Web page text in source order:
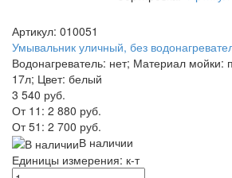
Артикул: 010051
Умывальник уличный, без
Водонагреватель: нет; Материал мойки:
17л; Цвет: белый
3 540 руб.
От 11: 2 880 руб.
От 51: 2 700 руб.
В наличии
Единицы измерения: к-т